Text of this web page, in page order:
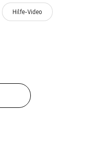
Hilfe-Video